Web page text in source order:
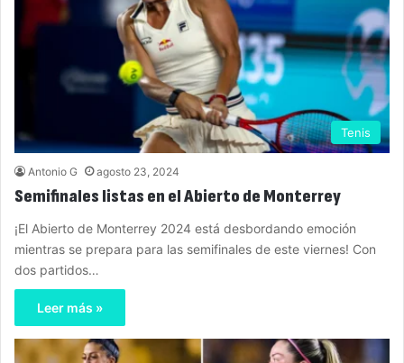
Tenis
Antonio G agosto 23, 2024
Semifinales listas en el Abierto de Monterrey
¡El Abierto de Monterrey 2024 está desbordando emoción
mientras se prepara para las semifinales de este viernes! Con
dos partidos…
Leer más »